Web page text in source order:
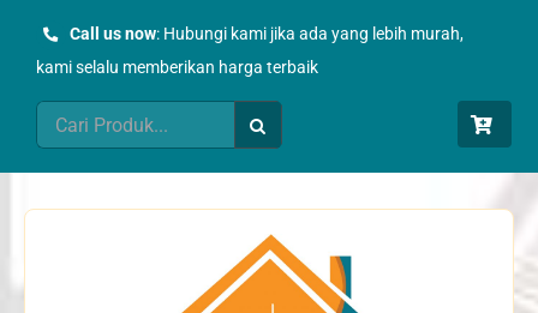
Call us now: Hubungi kami jika ada yang lebih murah,
kami selalu memberikan harga terbaik
Search
for: